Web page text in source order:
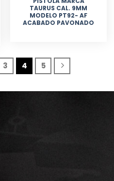
TAURUS CAL. 9MM
MODELO PT92- AF
ACABADO PAVONADO
3 4 5